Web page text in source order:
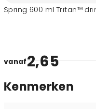
Spring 600 ml Tritan™
vanaf2,65
Kenmerken